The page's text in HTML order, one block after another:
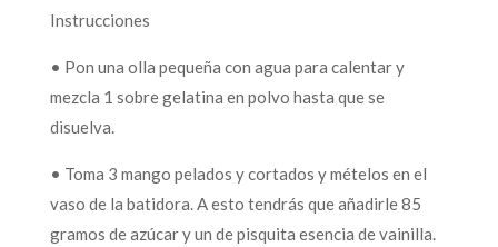
Instrucciones
• Pon una olla pequeña con agua para calentar y
mezcla 1 sobre gelatina en polvo hasta que se
disuelva.
• Toma 3 mango pelados y cortados y mételos en el
vaso de la batidora. A esto tendrás que añadirle 85
gramos de azúcar y un de pisquita esencia de vainilla.